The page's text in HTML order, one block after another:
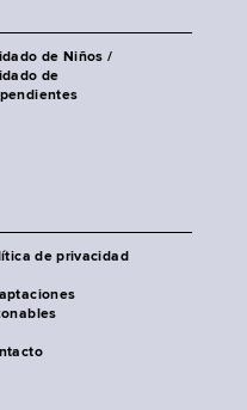
de Niños /
de
de privacidad